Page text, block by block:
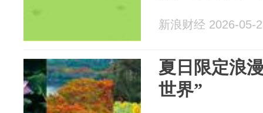
新浪财经 2026-05-
夏日限定浪
世界”